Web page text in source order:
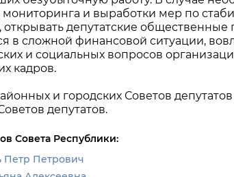
и выработки мер по
депутатские
в сложной финансовой ситуации,
и социальных вопросов
кадров.
и городских Советов
депутатов.
Совета Республики:
Петрович